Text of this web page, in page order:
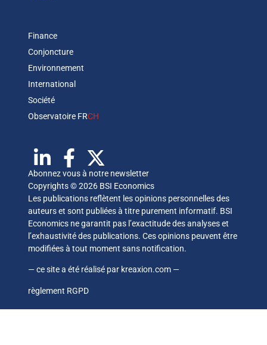
Finance
Conjoncture
Environnement
International
Société
Observatoire FRCH
Abonnez vous à notre newsletter
Copyrights © 2026 BSI Economics
Les publications reflètent les opinions personnelles des
auteurs et sont publiées à titre purement informatif. BSI
Economics ne garantit pas l’exactitude des analyses et
l’exhaustivité des publications. Ces opinions peuvent être
modifiées à tout moment sans notification.
— ce site a été réalisé par kreaxion.com —
règlement RGPD